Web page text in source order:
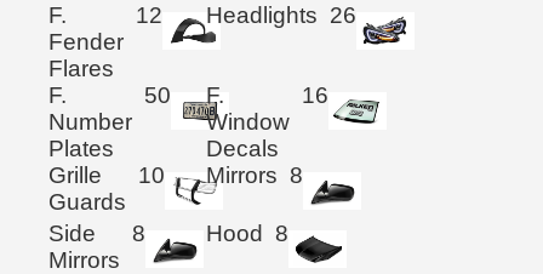
F.
Fender
Flares
12 Headlights 26
F.
Number
Plates
50
F.
Window
Decals
16
Grille
Guards
10 Mirrors 8
Side
Mirrors
8 Hood 8